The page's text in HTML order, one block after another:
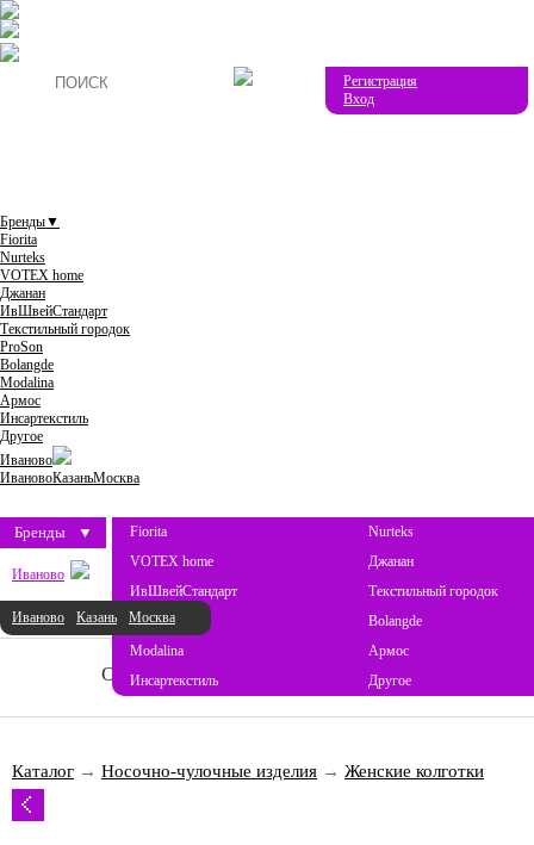
Регистрация
Вход
Бренды▼
Fiorita
Nurteks
VOTEX home
Джанан
ИвШвейСтандарт
Текстильный городок
ProSon
Bolangde
Modalina
Армос
Инсартекстиль
Другое
Иваново
ИвановоКазаньМосква
Бренды ▼ Fiorita
Nurteks
VOTEX home
Джанан
ИвШвейСтандарт
Текстильный городок
ProSon
Bolangde
Modalina
Армос
Инсартекстиль
Другое
Иваново
Иваново Казань Москва
О НАС НОВОСТИ КАТАЛОГ
Каталог → Носочно-чулочные изделия → Женские колготки